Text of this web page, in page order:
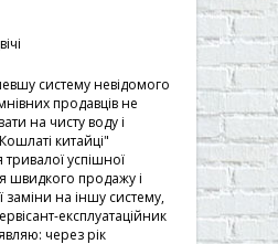
систему невідомого
продавців не
на чисту воду і
китайці"
успішної
швидкого продажу і
на іншу систему,
експлуатаційник
через рік